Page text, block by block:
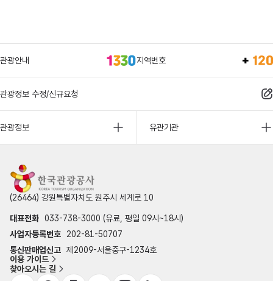
관광안내 지역번호
관광정보 수정/신규요청
관광정보 유관기관
(26464) 강원특별자치도 원주시 세계로 10
대표전화 033-738-3000 (유료, 평일 09시~18시)
사업자등록번호 202-81-50707
통신판매업신고 제2009-서울중구-1234호
이용 가이드
찾아오시는 길